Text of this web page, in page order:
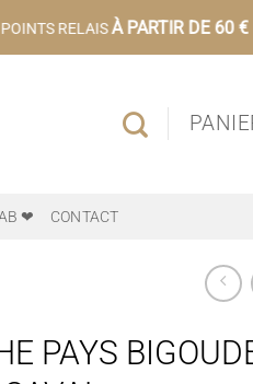
RELAISÀ PARTIR DE 60 €
❤ CONTACT
PAYS